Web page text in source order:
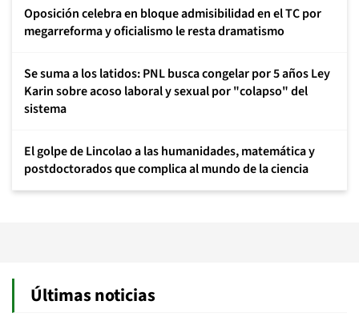
Oposición celebra en bloque admisibilidad en el TC por
megarreforma y oficialismo le resta dramatismo
Se suma a los latidos: PNL busca congelar por 5 años Ley
Karin sobre acoso laboral y sexual por "colapso" del
sistema
El golpe de Lincolao a las humanidades, matemática y
postdoctorados que complica al mundo de la ciencia
Últimas noticias